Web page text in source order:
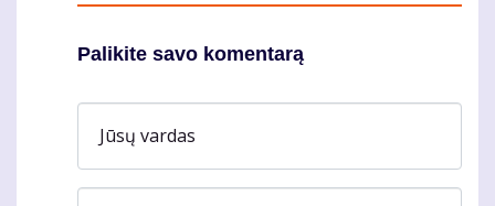
Palikite savo komentarą
Jūsų vardas